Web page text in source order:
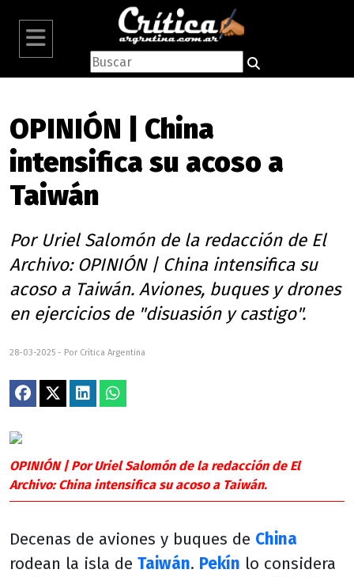
OPINIÓN | China
intensifica su acoso a
Taiwán
Por Uriel Salomón de la redacción de El
Archivo: OPINIÓN | China intensifica su
acoso a Taiwán. Aviones, buques y drones
en ejercicios de "disuasión y castigo".
28-03-2025 - Por Crítica Argentina
OPINIÓN | Por Uriel Salomón de la redacción de El
Archivo: China intensifica su acoso a Taiwán.
Decenas de aviones y buques de China
rodean la isla de Taiwán. Pekín lo considera